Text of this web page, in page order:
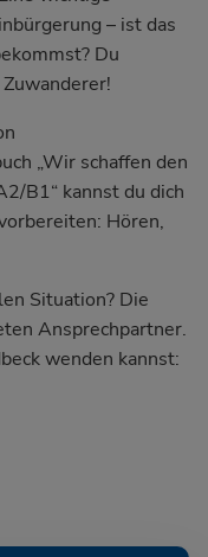
– ist das
Du
„Wir schaffen den
B1“ kannst du dich
Hören,
Situation? Die
Ansprechpartner.
wenden kannst: